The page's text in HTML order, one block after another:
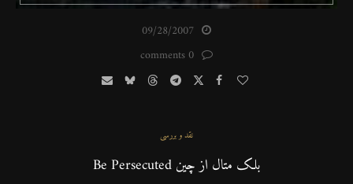
09/28/2007
0 comments
نقد و بررسی
بلک متال از چین Be Persecuted